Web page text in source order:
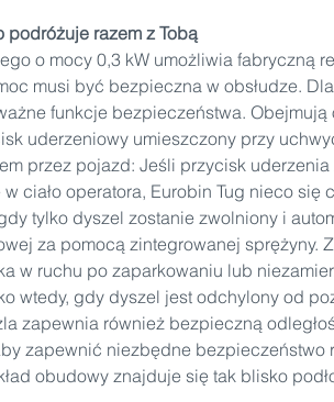
podróżuje razem z Tobą
o mocy 0,3 kW umożliwia fabryczną
musi być bezpieczna w obsłudze.
funkcje bezpieczeństwa.
uderzeniowy umieszczony przy
przez pojazd: Jeśli przycisk
ciało operatora, Eurobin Tug nieco się
tylko dyszel zostanie zwolniony i
za pomocą zintegrowanej sprężyny.
w ruchu po zaparkowaniu lub
wtedy, gdy dyszel jest odchylony od
zapewnia również bezpieczną
zapewnić niezbędne bezpieczeństwo
obudowy znajduje się tak blisko